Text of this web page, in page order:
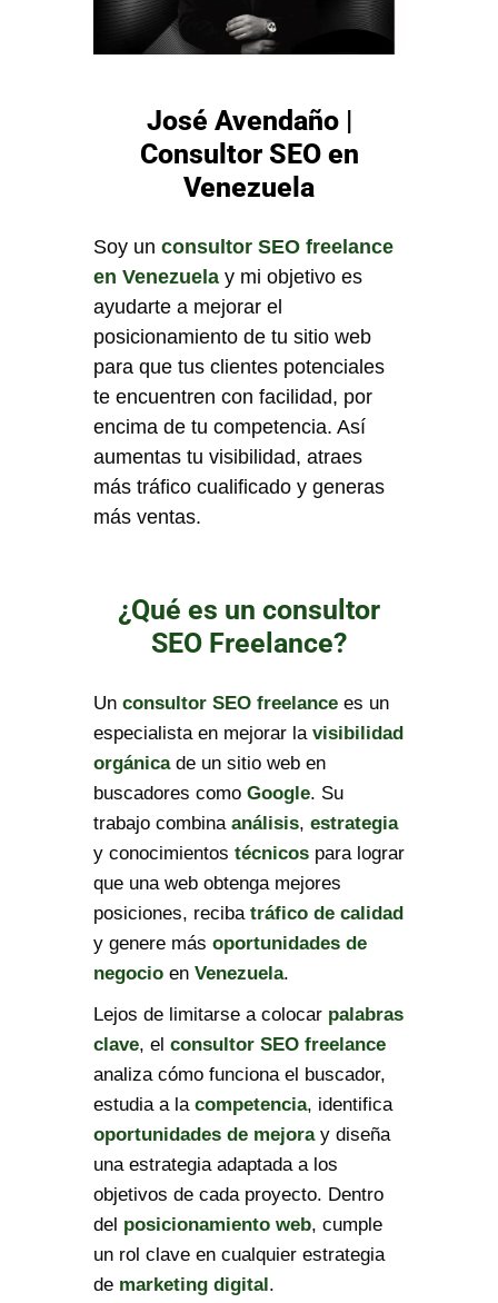
José Avendaño |
Consultor SEO en
Venezuela
Soy un consultor SEO freelance
en Venezuela y mi objetivo es
ayudarte a mejorar el
posicionamiento de tu sitio web
para que tus clientes potenciales
te encuentren con facilidad, por
encima de tu competencia. Así
aumentas tu visibilidad, atraes
más tráfico cualificado y generas
más ventas.
¿Qué es un consultor
SEO Freelance?
Un consultor SEO freelance es un
especialista en mejorar la visibilidad
orgánicade un sitio web en
buscadores como Google. Su
trabajo combina análisis, estrategia
y conocimientos técnicos para lograr
que una web obtenga mejores
posiciones, reciba tráfico de calidad
y genere más oportunidades de
negocio en Venezuela.
Lejos de limitarse a colocar palabras
clave, el consultor SEO freelance
analiza cómo funciona el buscador,
estudia a la competencia, identifica
oportunidades de mejoray diseña
una estrategia adaptada a los
objetivos de cada proyecto. Dentro
del posicionamiento web, cumple
un rol clave en cualquier estrategia
de marketing digital .